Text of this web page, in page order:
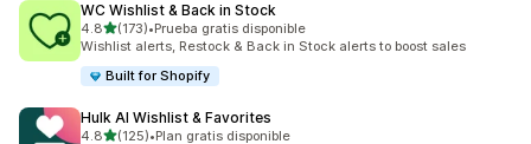
WC Wishlist & Back in Stock
4.8de 5 estrellas
(173)
173 reseñas en total
•Prueba gratis disponible
Wishlist alerts, Restock & Back in Stock alerts to boost sales
Built for Shopify
Hulk AI Wishlist & Favorites
4.8de 5 estrellas
(125)•Plan gratis disponible